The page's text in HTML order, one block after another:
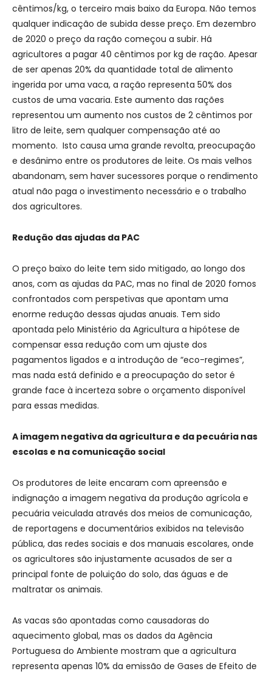
cêntimos/kg, o terceiro mais baixo da Europa. Não temos
qualquer indicação de subida desse preço. Em dezembro
de 2020 o preço da ração começou a subir. Há
agricultores a pagar 40 cêntimos por kg de ração. Apesar
de ser apenas 20% da quantidade total de alimento
ingerida por uma vaca, a ração representa 50% dos
custos de uma vacaria. Este aumento das rações
representou um aumento nos custos de 2 cêntimos por
litro de leite, sem qualquer compensação até ao
momento. Isto causa uma grande revolta, preocupação
e desânimo entre os produtores de leite. Os mais velhos
abandonam, sem haver sucessores porque o rendimento
atual não paga o investimento necessário e o trabalho
dos agricultores.
Redução das ajudas da PAC
O preço baixo do leite tem sido mitigado, ao longo dos
anos, com as ajudas da PAC, mas no final de 2020 fomos
confrontados com perspetivas que apontam uma
enorme redução dessas ajudas anuais. Tem sido
apontada pelo Ministério da Agricultura a hipótese de
compensar essa redução com um ajuste dos
pagamentos ligados e a introdução de “eco-regimes”,
mas nada está definido e a preocupação do setor é
grande face à incerteza sobre o orçamento disponível
para essas medidas.
A imagem negativa da agricultura e da pecuária nas
escolas e na comunicação social
Os produtores de leite encaram com apreensão e
indignação a imagem negativa da produção agrícola e
pecuária veiculada através dos meios de comunicação,
de reportagens e documentários exibidos na televisão
pública, das redes sociais e dos manuais escolares, onde
os agricultores são injustamente acusados de ser a
principal fonte de poluição do solo, das águas e de
maltratar os animais.
As vacas são apontadas como causadoras do
aquecimento global, mas os dados da Agência
Portuguesa do Ambiente mostram que a agricultura
representa apenas 10% da emissão de Gases de Efeito de